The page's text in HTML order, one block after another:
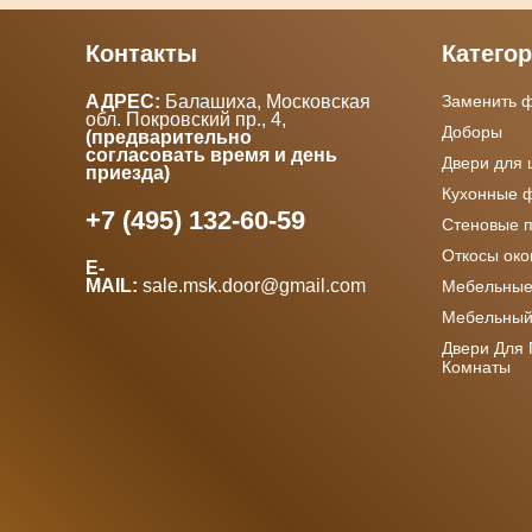
Контакты
АДРЕС: Балашиха, Московская
обл. Покровский пр., 4,
(предварительно
согласовать время и день
приезда)
+7 (495) 132-60-59
E-
MAIL: sale.msk.door@gmail.com
Заменить
Доборы
Двери для
Кухонные
Стеновые
Откосы
Двери Для
Комнаты